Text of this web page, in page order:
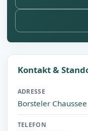
Kontakt &
ADRESSE
Borsteler
TELEFON